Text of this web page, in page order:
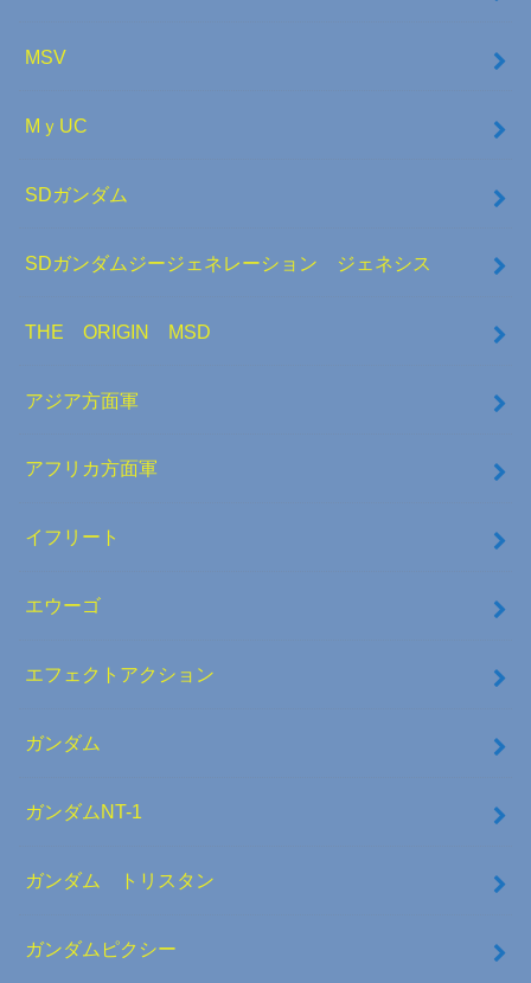
MSV
MｙUC
SDガンダム
SDガンダムジージェネレーション ジェネシス
THE ORIGIN MSD
アジア方面軍
アフリカ方面軍
イフリート
エウーゴ
エフェクトアクション
ガンダム
ガンダムNT-1
ガンダム トリスタン
ガンダムピクシー